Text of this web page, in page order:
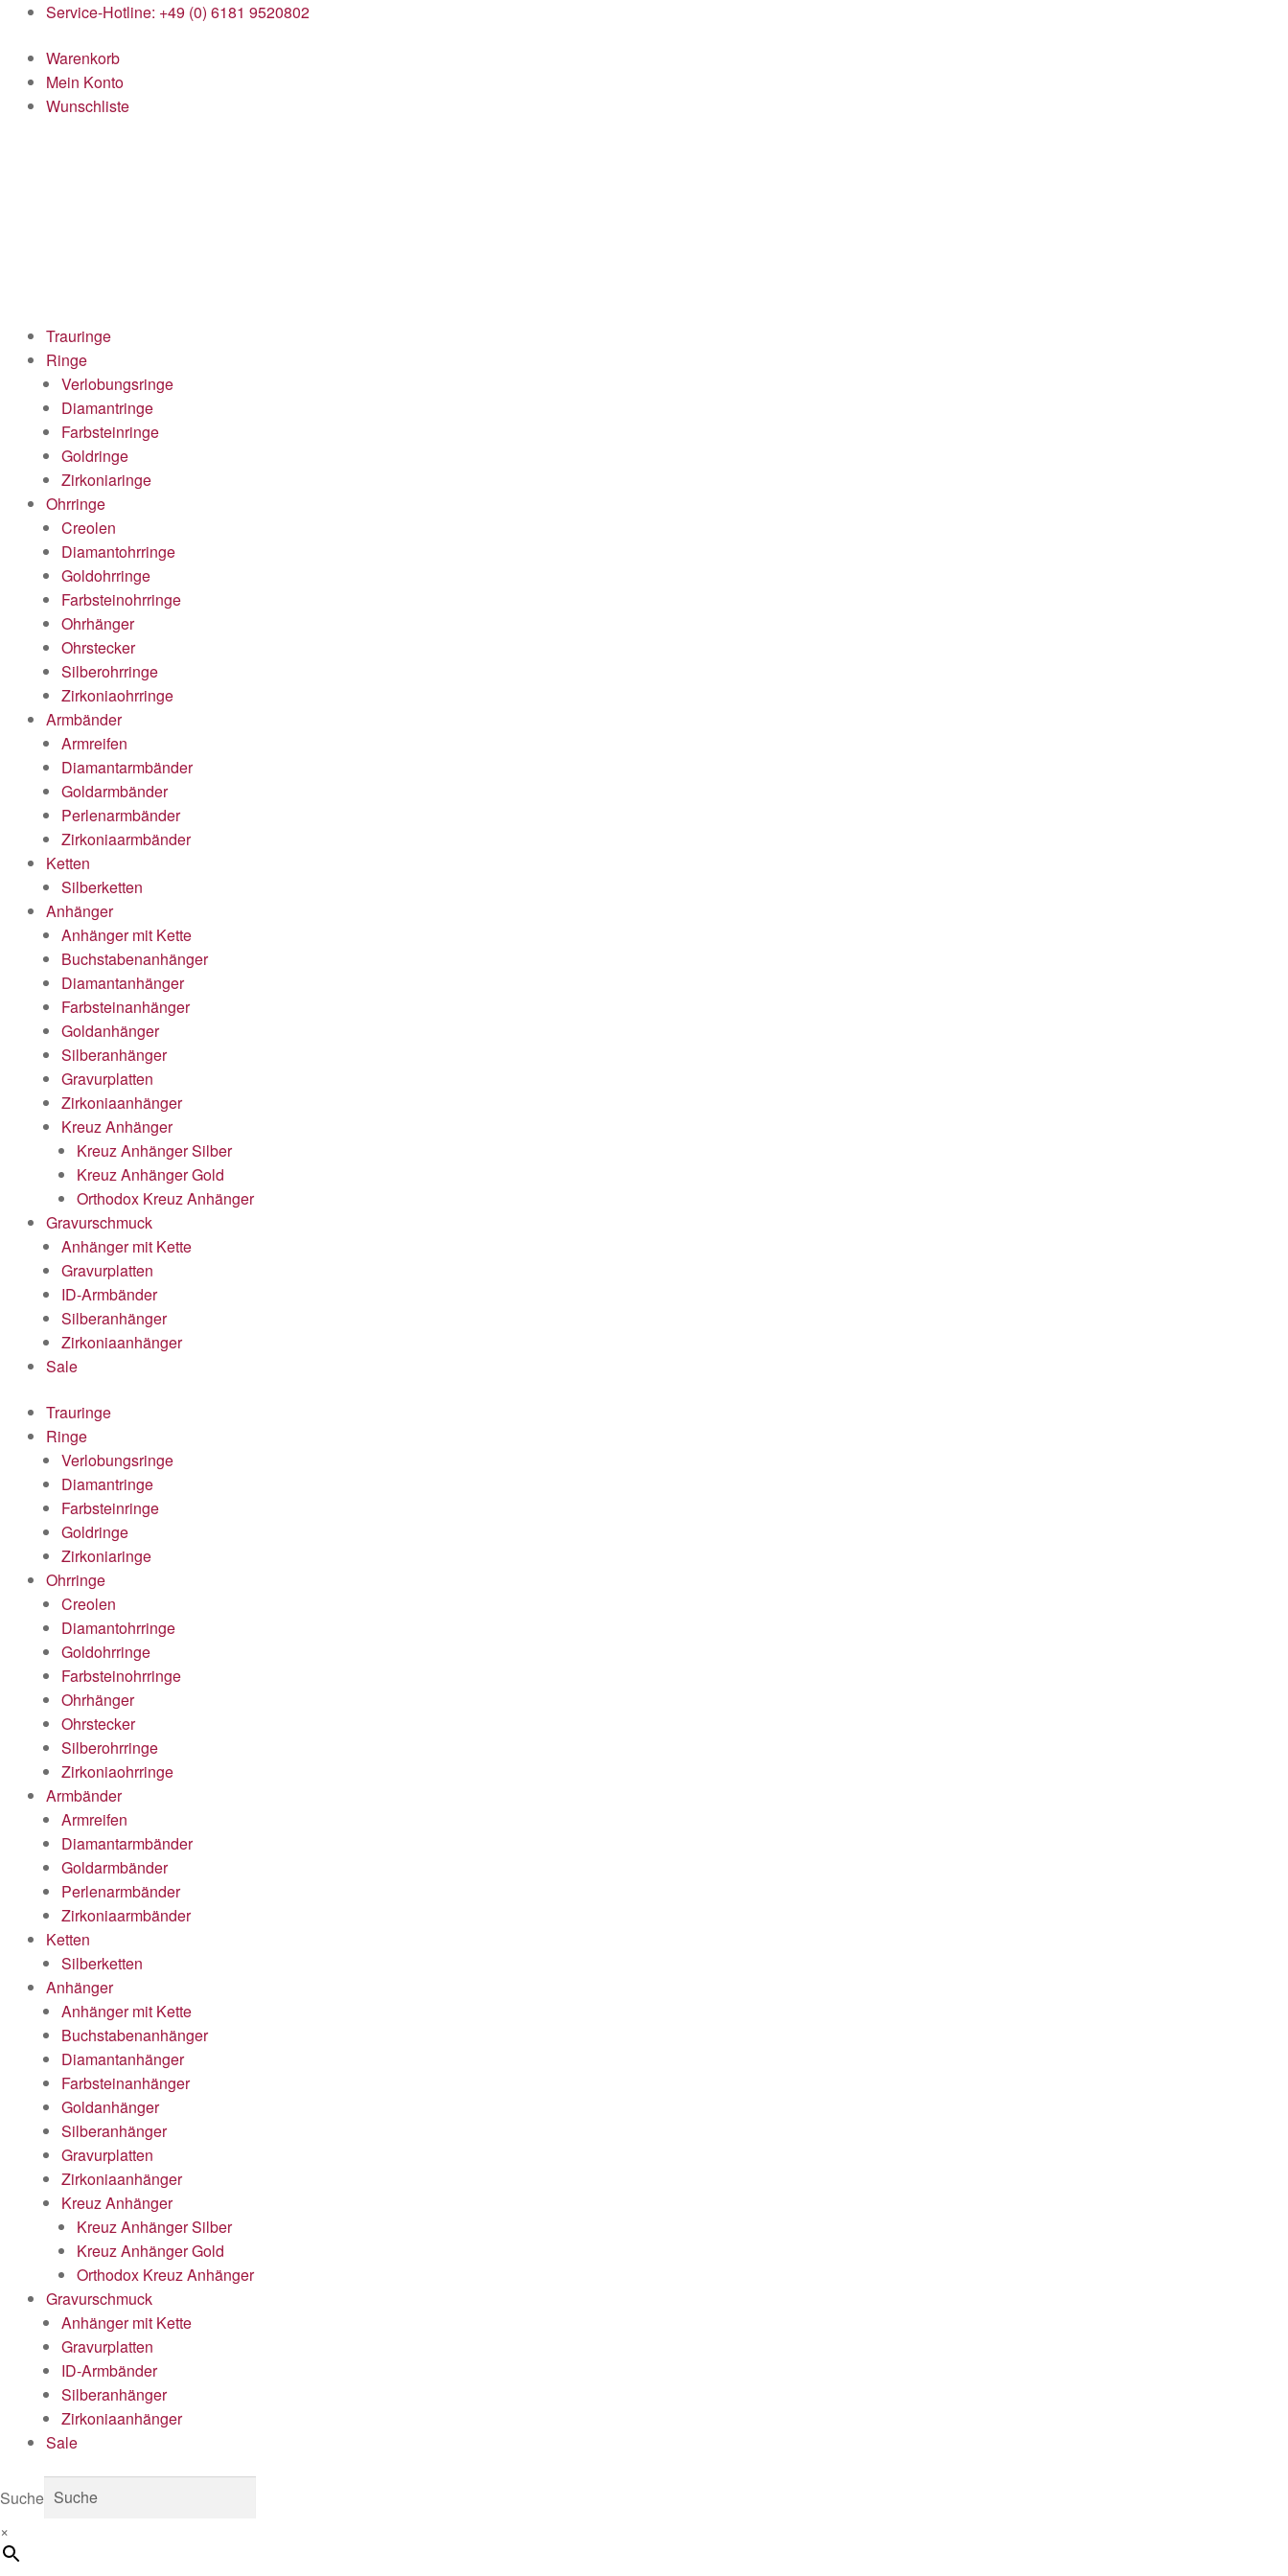
Service-Hotline: +49 (0) 6181 9520802
Warenkorb
Mein Konto
Wunschliste
Trauringe
Ringe
Verlobungsringe
Diamantringe
Farbsteinringe
Goldringe
Zirkoniaringe
Ohrringe
Creolen
Diamantohrringe
Goldohrringe
Farbsteinohrringe
Ohrhänger
Ohrstecker
Silberohrringe
Zirkoniaohrringe
Armbänder
Armreifen
Diamantarmbänder
Goldarmbänder
Perlenarmbänder
Zirkoniaarmbänder
Ketten
Silberketten
Anhänger
Anhänger mit Kette
Buchstabenanhänger
Diamantanhänger
Farbsteinanhänger
Goldanhänger
Silberanhänger
Gravurplatten
Zirkoniaanhänger
Kreuz Anhänger
Kreuz Anhänger Silber
Kreuz Anhänger Gold
Orthodox Kreuz Anhänger
Gravurschmuck
Anhänger mit Kette
Gravurplatten
ID-Armbänder
Silberanhänger
Zirkoniaanhänger
Sale
Trauringe
Ringe
Verlobungsringe
Diamantringe
Farbsteinringe
Goldringe
Zirkoniaringe
Ohrringe
Creolen
Diamantohrringe
Goldohrringe
Farbsteinohrringe
Ohrhänger
Ohrstecker
Silberohrringe
Zirkoniaohrringe
Armbänder
Armreifen
Diamantarmbänder
Goldarmbänder
Perlenarmbänder
Zirkoniaarmbänder
Ketten
Silberketten
Anhänger
Anhänger mit Kette
Buchstabenanhänger
Diamantanhänger
Farbsteinanhänger
Goldanhänger
Silberanhänger
Gravurplatten
Zirkoniaanhänger
Kreuz Anhänger
Kreuz Anhänger Silber
Kreuz Anhänger Gold
Orthodox Kreuz Anhänger
Gravurschmuck
Anhänger mit Kette
Gravurplatten
ID-Armbänder
Silberanhänger
Zirkoniaanhänger
Sale
Suche
×